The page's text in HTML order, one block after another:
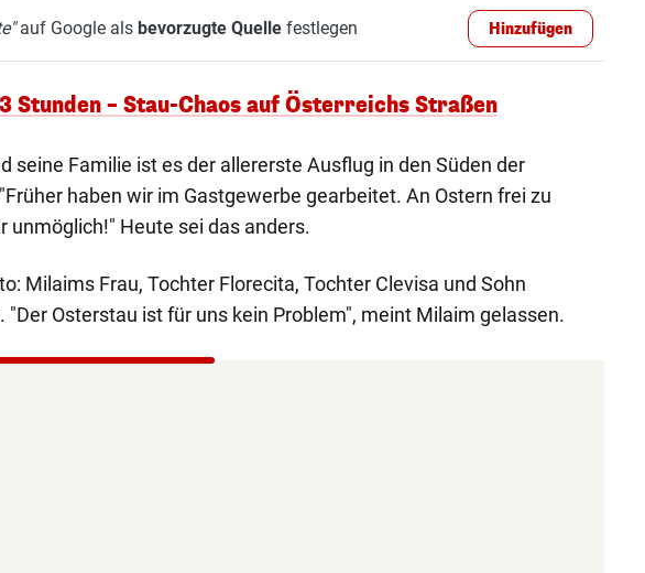
auf Google als bevorzugte Quellefestlegen Hinzufügen
Stunden – Stau-Chaos auf Österreichs Straßen
seine Familie ist es der allererste Ausflug in den Süden der
haben wir im Gastgewerbe gearbeitet. An Ostern frei zu
unmöglich!" Heute sei das anders.
Milaims Frau, Tochter Florecita, Tochter Clevisa und Sohn
"Der Osterstau ist für uns kein Problem", meint Milaim gelassen.